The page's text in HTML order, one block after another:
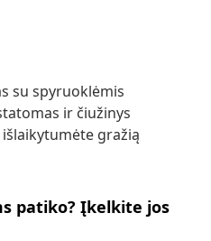
su spyruoklėmis
ir čiužinys
gražią
patiko? Įkelkite jos